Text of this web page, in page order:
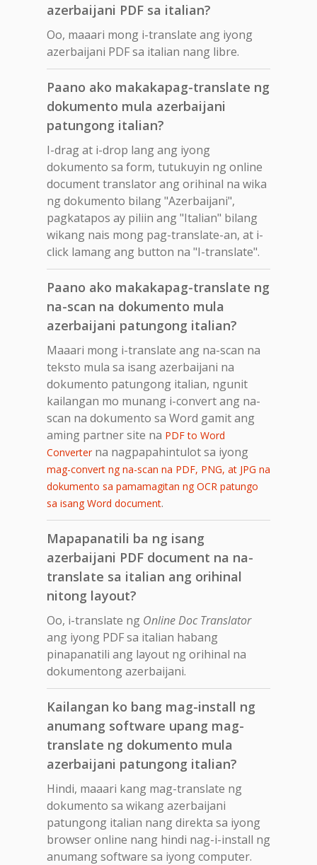
azerbaijani PDF sa italian?
Oo, maaari mong i-translate ang iyong
azerbaijani PDF sa italian nang libre.
Paano ako makakapag-translate ng
dokumento mula azerbaijani
patungong italian?
I-drag at i-drop lang ang iyong
dokumento sa form, tutukuyin ng online
document translator ang orihinal na wika
ng dokumento bilang "Azerbaijani",
pagkatapos ay piliin ang "Italian" bilang
wikang nais mong pag-translate-an, at i-
click lamang ang button na "I-translate".
Paano ako makakapag-translate ng
na-scan na dokumento mula
azerbaijani patungong italian?
Maaari mong i-translate ang na-scan na
teksto mula sa isang azerbaijani na
dokumento patungong italian, ngunit
kailangan mo munang i-convert ang na-
scan na dokumento sa Word gamit ang
aming partner site na PDF to Word
Converterna nagpapahintulot sa iyong
mag-convert ng na-scan na PDF, PNG, at JPG na
dokumento sa pamamagitan ng OCR patungo
sa isang Word document.
Mapapanatili ba ng isang
azerbaijani PDF document na na-
translate sa italian ang orihinal
nitong layout?
Oo, i-translate ng Online Doc Translator
ang iyong PDF sa italian habang
pinapanatili ang layout ng orihinal na
dokumentong azerbaijani.
Kailangan ko bang mag-install ng
anumang software upang mag-
translate ng dokumento mula
azerbaijani patungong italian?
Hindi, maaari kang mag-translate ng
dokumento sa wikang azerbaijani
patungong italian nang direkta sa iyong
browser online nang hindi nag-i-install ng
anumang software sa iyong computer.